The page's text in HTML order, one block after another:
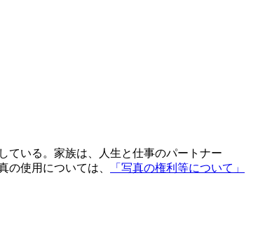
ている。家族は、人生と仕事のパートナー
の使用については、
「写真の権利等について」